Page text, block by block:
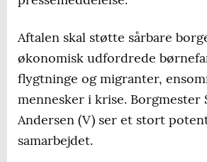
Aftalen skal støtte sårbare
økonomisk udfordrede
flygtninge og migranter,
mennesker i krise. Borgmester
Andersen (V) ser et stort
samarbejdet.